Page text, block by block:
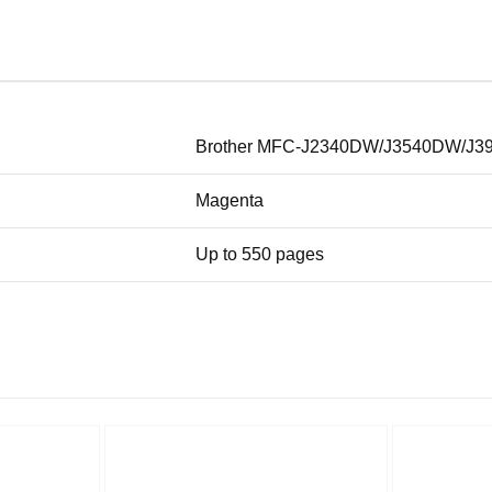
Brother MFC-J2340DW/J3540DW/
Magenta
Up to 550 pages